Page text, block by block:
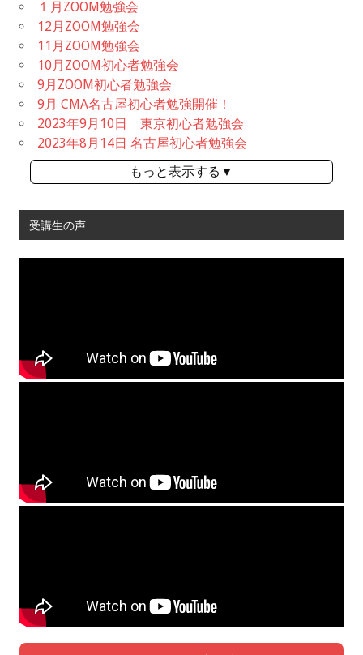
１月ZOOM勉強会
12月ZOOM勉強会
11月ZOOM勉強会
10月ZOOM初心者勉強会
9月ZOOM初心者勉強会
9月 CMA名古屋初心者勉強開催！
2023年9月10日 東京初心者勉強会
2023年8月14日 名古屋初心者勉強会
もっと表示する▼
受講生の声